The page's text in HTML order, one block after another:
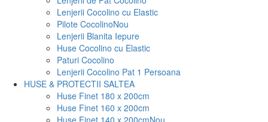
Lenjerii Cocolino cu Elastic
Pilote CocolinoNou
Lenjerii Blanita Iepure
Huse Cocolino cu Elastic
Paturi Cocolino
Lenjerii Cocolino Pat 1 Persoana
HUSE & PROTECTII SALTEA
Huse Finet 180 x 200cm
Huse Finet 160 x 200cm
Huse Finet 140 x 200cmNou